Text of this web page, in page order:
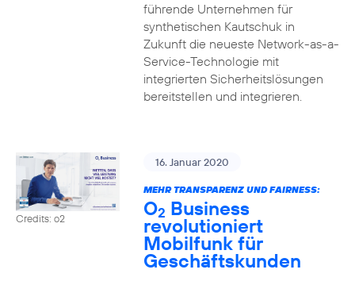
führende Unternehmen für
synthetischen Kautschuk in
Zukunft die neueste Network-as-a-
Service-Technologie mit
integrierten Sicherheitslösungen
bereitstellen und integrieren.
Credits: o2
16. Januar 2020
MEHR TRANSPARENZ UND FAIRNESS:
O2 Business
revolutioniert
Mobilfunk für
Geschäftskunden